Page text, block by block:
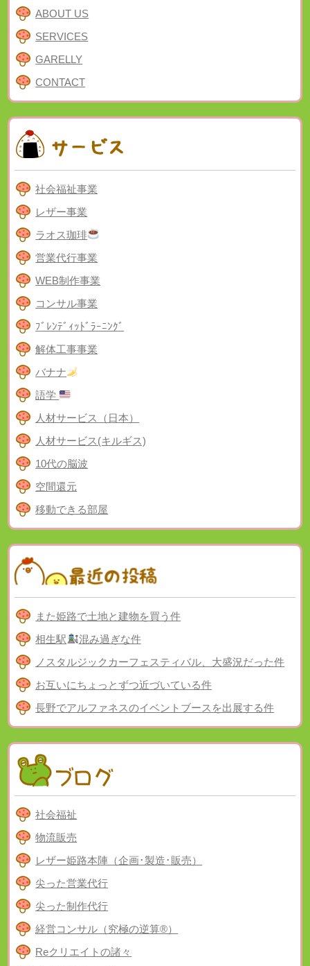
ABOUT US
SERVICES
GARELLY
CONTACT
社会福祉事業
レザー事業
ラオス珈琲
営業代行事業
WEB制作事業
コンサル事業
ﾌﾞﾚﾝﾃﾞｨｯﾄﾞﾗｰﾆﾝｸﾞ
解体工事事業
バナナ
語学
人材サービス（日本）
人材サービス(キルギス)
10代の脳波
空間還元
移動できる部屋
また姫路で土地と建物を買う件
相生駅
混み過ぎな件
ノスタルジックカーフェスティバル、大盛況だった件
お互いにちょっとずつ近づいている件
長野でアルファネスのイベントブースを出展する件
社会福祉
物流販売
レザー姫路本陣（企画･製造･販売）
尖った営業代行
尖った制作代行
経営コンサル（究極の逆算®）
Reクリエイトの諸々